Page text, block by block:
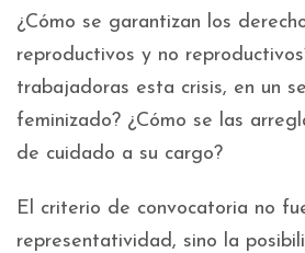
¿Cómo se garantizan los
reproductivos y no
trabajadoras esta crisis, en un
feminizado? ¿Cómo se las
de cuidado a su cargo?
El criterio de convocatoria no
representatividad, sino la